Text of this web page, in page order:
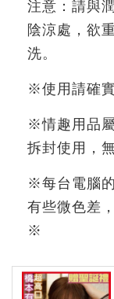
注意：請與
陰涼處，欲
洗。
※使用請確
※情趣用品
拆封使用，
※每台電腦
有些微色差
※